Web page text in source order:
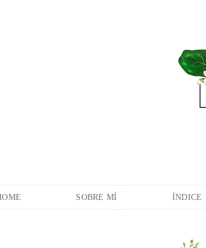
SOBRE MÍ ÍNDICE